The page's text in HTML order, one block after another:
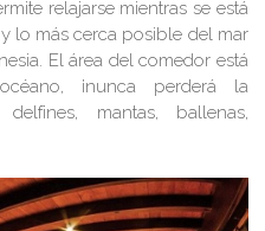
relajarse mientras se está
lo más cerca posible del mar
El área del comedor está
¡nunca perderá la
mantas, ballenas,